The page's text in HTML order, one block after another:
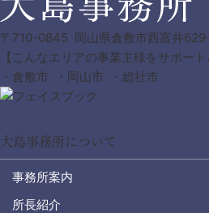
〒710-0845 岡山県倉敷市西富井
【こんなエリアの事業主様をサポー
・倉敷市 ・岡山市 ・総社市
大島事務所について
事務所案内
所長紹介